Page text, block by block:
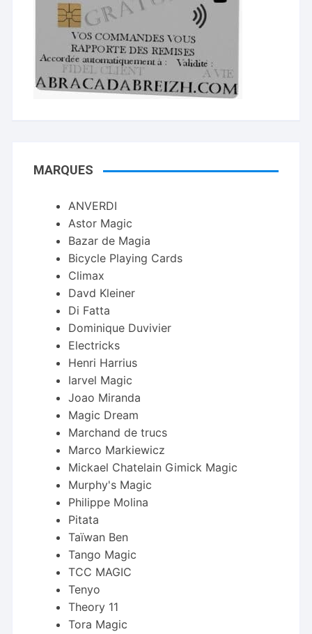
MARQUES
ANVERDI
Astor Magic
Bazar de Magia
Bicycle Playing Cards
Climax
Davd Kleiner
Di Fatta
Dominique Duvivier
Electricks
Henri Harrius
Iarvel Magic
Joao Miranda
Magic Dream
Marchand de trucs
Marco Markiewicz
Mickael Chatelain Gimick Magic
Murphy's Magic
Philippe Molina
Pitata
Taïwan Ben
Tango Magic
TCC MAGIC
Tenyo
Theory 11
Tora Magic